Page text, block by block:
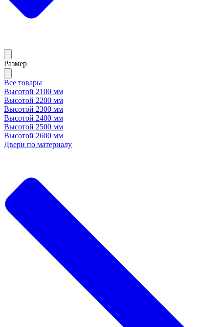
Размер
Все товары
Высотой 2100 мм
Высотой 2200 мм
Высотой 2300 мм
Высотой 2400 мм
Высотой 2500 мм
Высотой 2600 мм
Двери по материалу